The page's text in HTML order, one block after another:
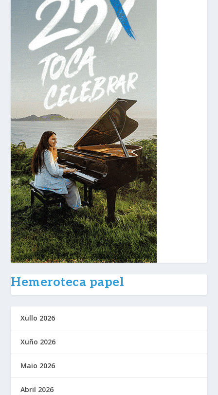
Hemeroteca papel
Xullo 2026
Xuño 2026
Maio 2026
Abril 2026